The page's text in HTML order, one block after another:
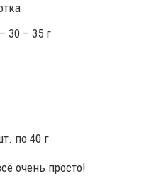
30 – 35 г
по 40 г
очень просто!